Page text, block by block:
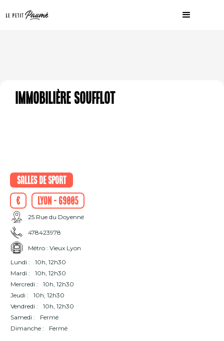
Immobilière Soufflot
Salles de sport
€
Lyon - 69005
25 Rue du Doyenné
478423978
Métro : Vieux Lyon
Lundi :
10h, 12h30
Mardi :
10h, 12h30
Mercredi :
10h, 12h30
Jeudi :
10h, 12h30
Vendredi :
10h, 12h30
Samedi :
Fermé
Dimanche :
Fermé